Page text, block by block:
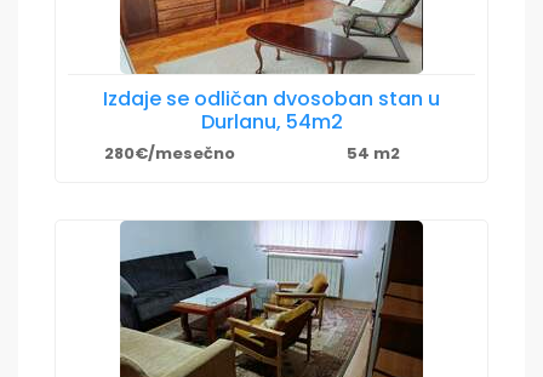
Izdaje se odličan dvosoban stan u
Durlanu, 54m2
280€/mesečno 54 m2